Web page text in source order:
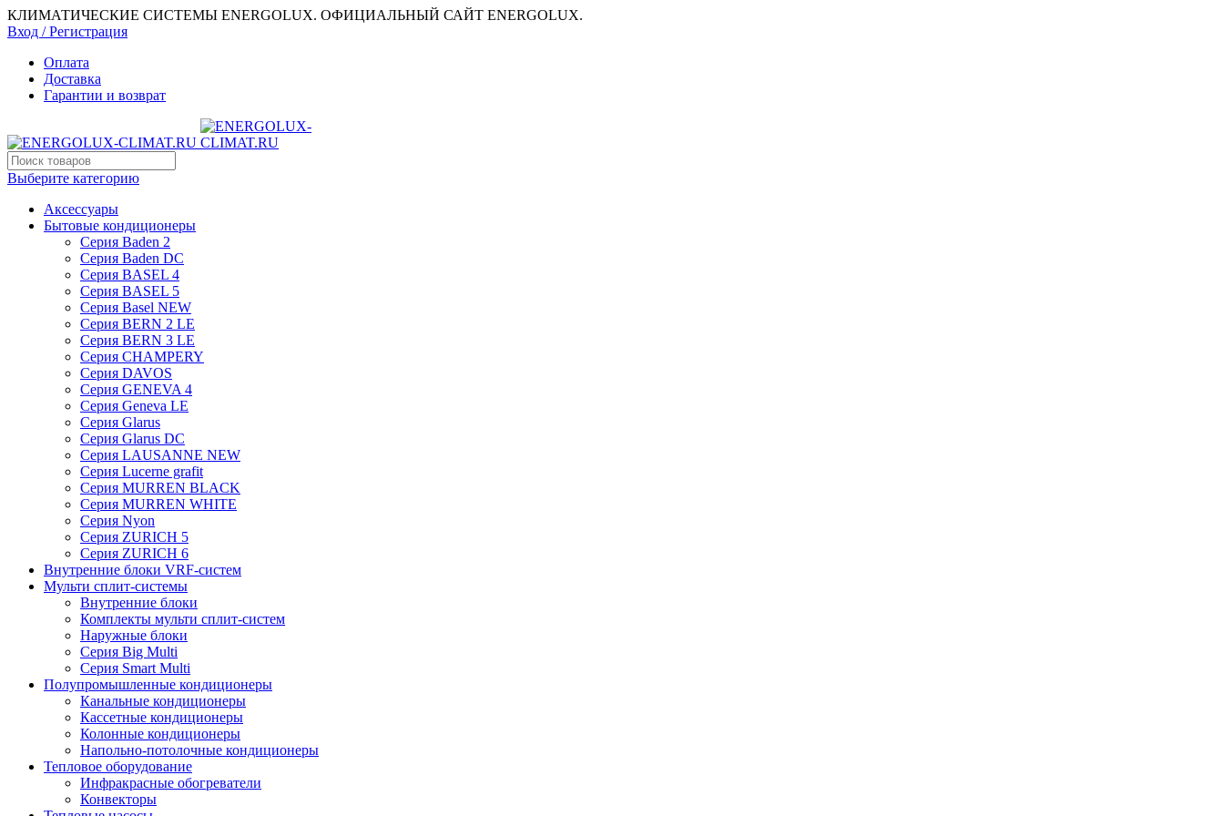
КЛИМАТИЧЕСКИЕ СИСТЕМЫ ENERGOLUX. ОФИЦИАЛЬНЫЙ САЙТ ENERGOLUX.
Вход / Регистрация
Оплата
Доставка
Гарантии и возврат
Выберите категорию
Аксессуары
Бытовые кондиционеры
Серия Baden 2
Серия Baden DC
Серия BASEL 4
Серия BASEL 5
Серия Basel NEW
Серия BERN 2 LE
Серия BERN 3 LE
Серия CHAMPERY
Серия DAVOS
Серия GENEVA 4
Серия Geneva LE
Серия Glarus
Серия Glarus DC
Серия LAUSANNE NEW
Серия Lucerne grafit
Серия MURREN BLACK
Серия MURREN WHITE
Серия Nyon
Серия ZURICH 5
Серия ZURICH 6
Внутренние блоки VRF-систем
Мульти сплит-системы
Внутренние блоки
Комплекты мульти сплит-систем
Наружные блоки
Серия Big Multi
Серия Smart Multi
Полупромышленные кондиционеры
Канальные кондиционеры
Кассетные кондиционеры
Колонные кондиционеры
Напольно-потолочные кондиционеры
Тепловое оборудование
Инфракрасные обогреватели
Конвекторы